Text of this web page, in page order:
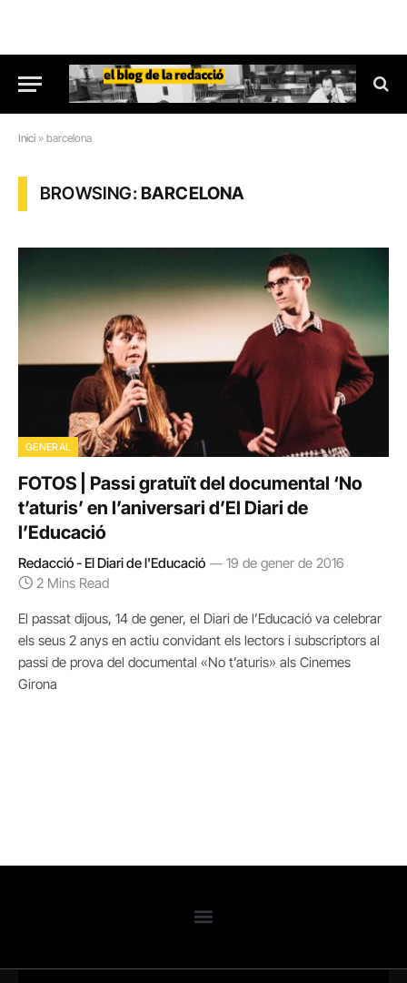
Inici » barcelona
BROWSING:BARCELONA
GENERAL
FOTOS | Passi gratuït del documental ‘No
t’aturis’ en l’aniversari d’El Diari de
l’Educació
Redacció - El Diari de l'Educació
19 de gener de 2016
2 Mins Read
El passat dijous, 14 de gener, el Diari de l’Educació va celebrar
els seus 2 anys en actiu convidant els lectors i subscriptors al
passi de prova del documental «No t’aturis» als Cinemes
Girona